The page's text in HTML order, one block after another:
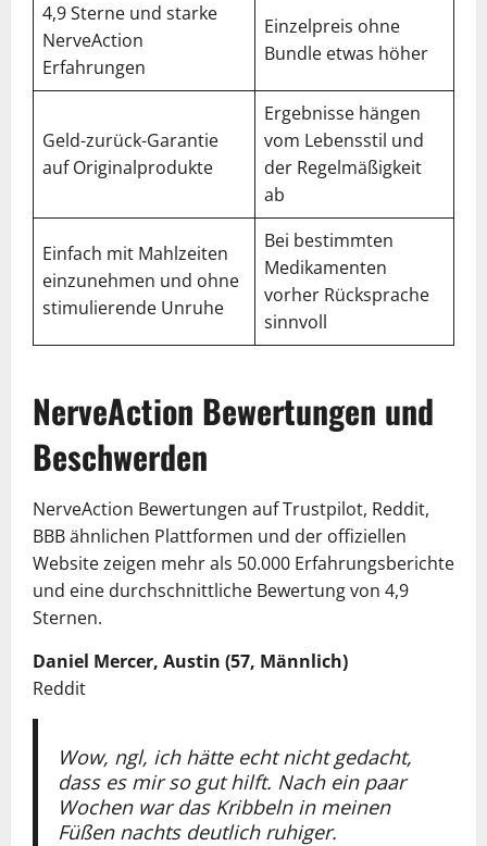
4,9 Sterne und starke
NerveAction
Erfahrungen
Einzelpreis ohne
Bundle etwas höher
Geld-zurück-Garantie
auf Originalprodukte
Ergebnisse hängen
vom Lebensstil und
der Regelmäßigkeit
ab
Einfach mit Mahlzeiten
einzunehmen und ohne
stimulierende Unruhe
Bei bestimmten
Medikamenten
vorher Rücksprache
sinnvoll
NerveAction Bewertungen und
Beschwerden
NerveAction Bewertungen auf Trustpilot, Reddit,
BBB ähnlichen Plattformen und der offiziellen
Website zeigen mehr als 50.000 Erfahrungsberichte
und eine durchschnittliche Bewertung von 4,9
Sternen.
Daniel Mercer, Austin (57, Männlich)
Reddit
Wow, ngl, ich hätte echt nicht gedacht,
dass es mir so gut hilft. Nach ein paar
Wochen war das Kribbeln in meinen
Füßen nachts deutlich ruhiger.